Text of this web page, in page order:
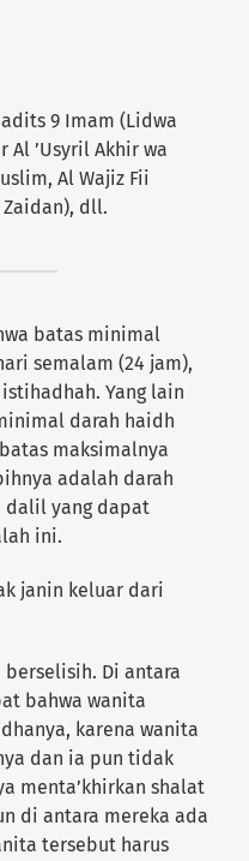
9 Imam (Lidwa
Al ’Usyril Akhir wa
Al Wajiz Fii
dll.
batas minimal
semalam (24 jam),
Yang lain
darah haidh
maksimalnya
adalah darah
dalil yang dapat
ini.
janin keluar dari
Di antara
bahwa wanita
karena wanita
dan ia pun tidak
menta’khirkan shalat
di antara mereka ada
tersebut harus